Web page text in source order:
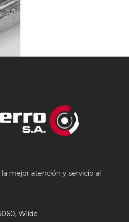
mejor atención y servicio al
Wilde